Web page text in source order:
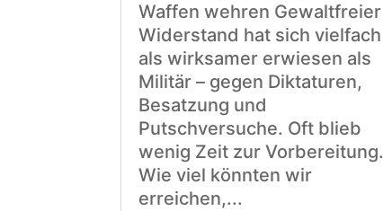
Waffen wehren Gewaltfreier
Widerstand hat sich vielfach
als wirksamer erwiesen als
Militär – gegen Diktaturen,
Besatzung und
Putschversuche. Oft blieb
wenig Zeit zur Vorbereitung.
Wie viel könnten wir
erreichen,...